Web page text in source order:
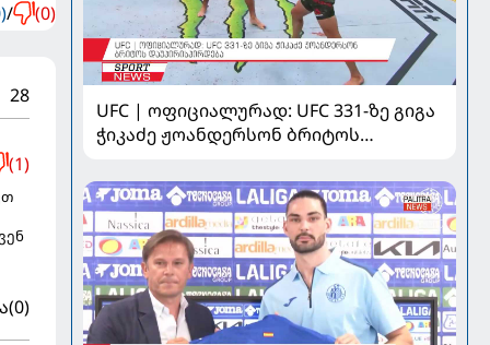
/ (0)
28
(1)
(0)
UFC | ოფიციალურად: UFC 331-ზე გიგა
ჭიკაძე ჟოანდერსონ ბრიტოს